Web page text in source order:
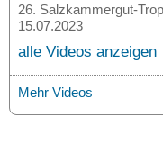
26. Salzkammergut-
15.07.2023
alle Videos anzeigen
Mehr Videos